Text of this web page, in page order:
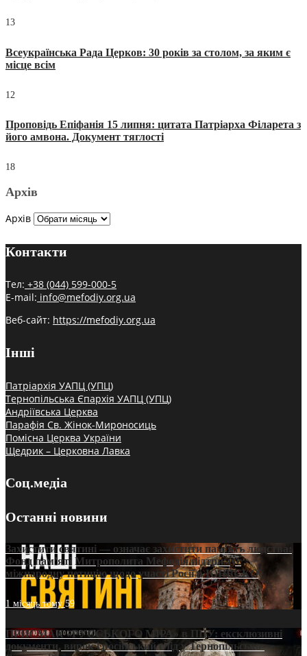
13
Всеукраїнська Рада Церков: 30 років за столом, за яким є
місце всім
12
Проповідь Епіфанія 15 липня: цитата Патріарха Філарета з
його амвона. Документ тяглості
18
Архів
Архів
Контакти
Тел: +38 (044) 599-000-5
E-mail: info@mefodiy.org.ua
Веб-сайт: https://mefodiy.org.ua
Інші
Патріархія УАПЦ (УПЦ)
Тернопільська Єпархія УАПЦ (УПЦ)
Андріївська Церква
Парафія Св. Жінок-Мироносиць
Помісна Церква України
Щедрик – Церковна Лавка
Соц.медіа
Останні новини
Захистити святині — означає захистити пам’ять людства:
Фонд пам’яті Митрополита Мефодія підтримує
міжнародну петицію щодо участі Росії в ЮНЕСКО
1 місяць тому59
ПРИСМАК «РУССЬКОГО МІРА» в ПЦУ: ексклюзивні
документи, вирок і російський слід у Тернопільсько-